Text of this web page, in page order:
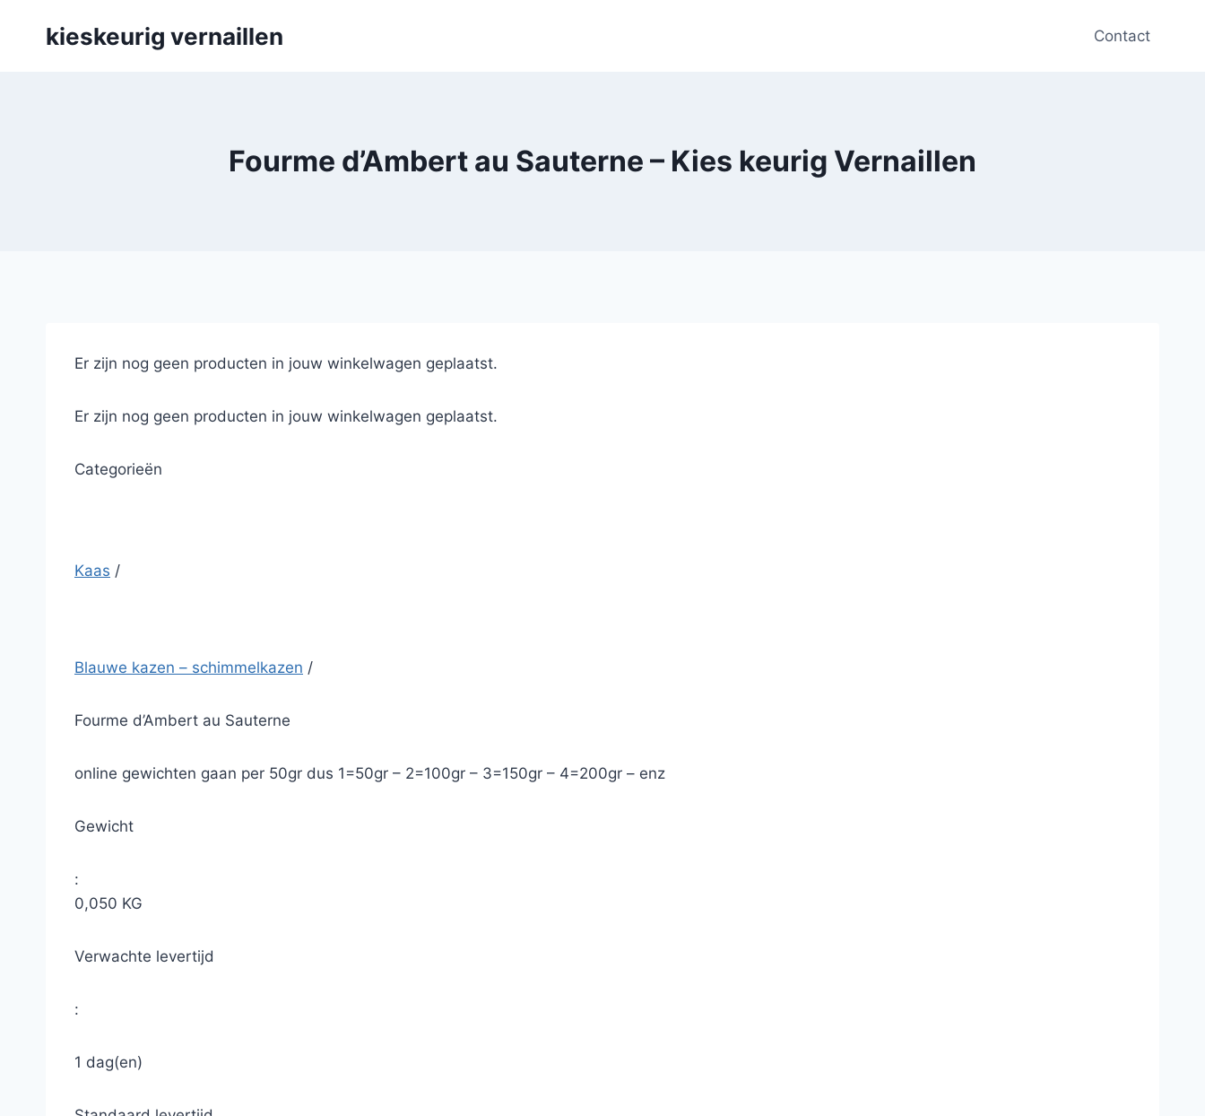
kieskeurig vernaillen Contact
Fourme d’Ambert au Sauterne – Kies keurig Vernaillen
Er zijn nog geen producten in jouw winkelwagen geplaatst.
Er zijn nog geen producten in jouw winkelwagen geplaatst.
Categorieën
Kaas /
Blauwe kazen – schimmelkazen /
Fourme d’Ambert au Sauterne
online gewichten gaan per 50gr dus 1=50gr – 2=100gr – 3=150gr – 4=200gr – enz
Gewicht
:
0,050 KG
Verwachte levertijd
:
1 dag(en)